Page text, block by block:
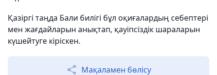
Қазіргі таңда Бали билігі бұл оқиғалардың себептері
мен жағдайларын анықтап, қауіпсіздік шараларын
күшейтуге кіріскен.
Мақаламен бөлісу